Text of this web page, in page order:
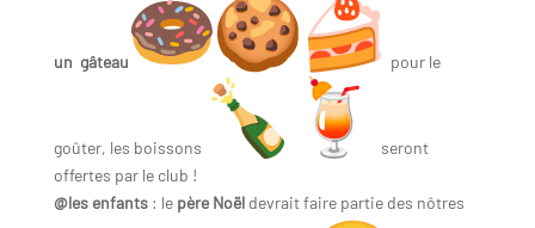
un gâteau pour le
goûter, les boissons
seront
offertes par le club !
@les enfants: le père Noëldevrait faire partie des nôtres